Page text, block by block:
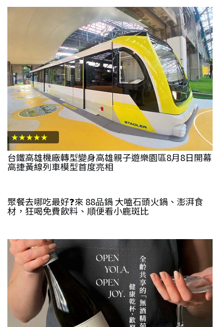
★★★★★
台鐵高雄機廠轉型變身高雄親子遊樂園區8月8日開幕
高捷黃線列車模型首度亮相
聚餐去哪吃最好❓來 88品鍋 大嗑石頭火鍋、澎湃食
材，狂喝免費飲料、順便看小鹿斑比